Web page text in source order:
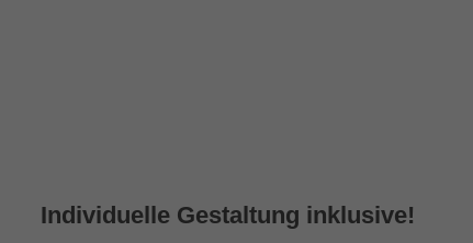
Individuelle Gestaltung inklusive!